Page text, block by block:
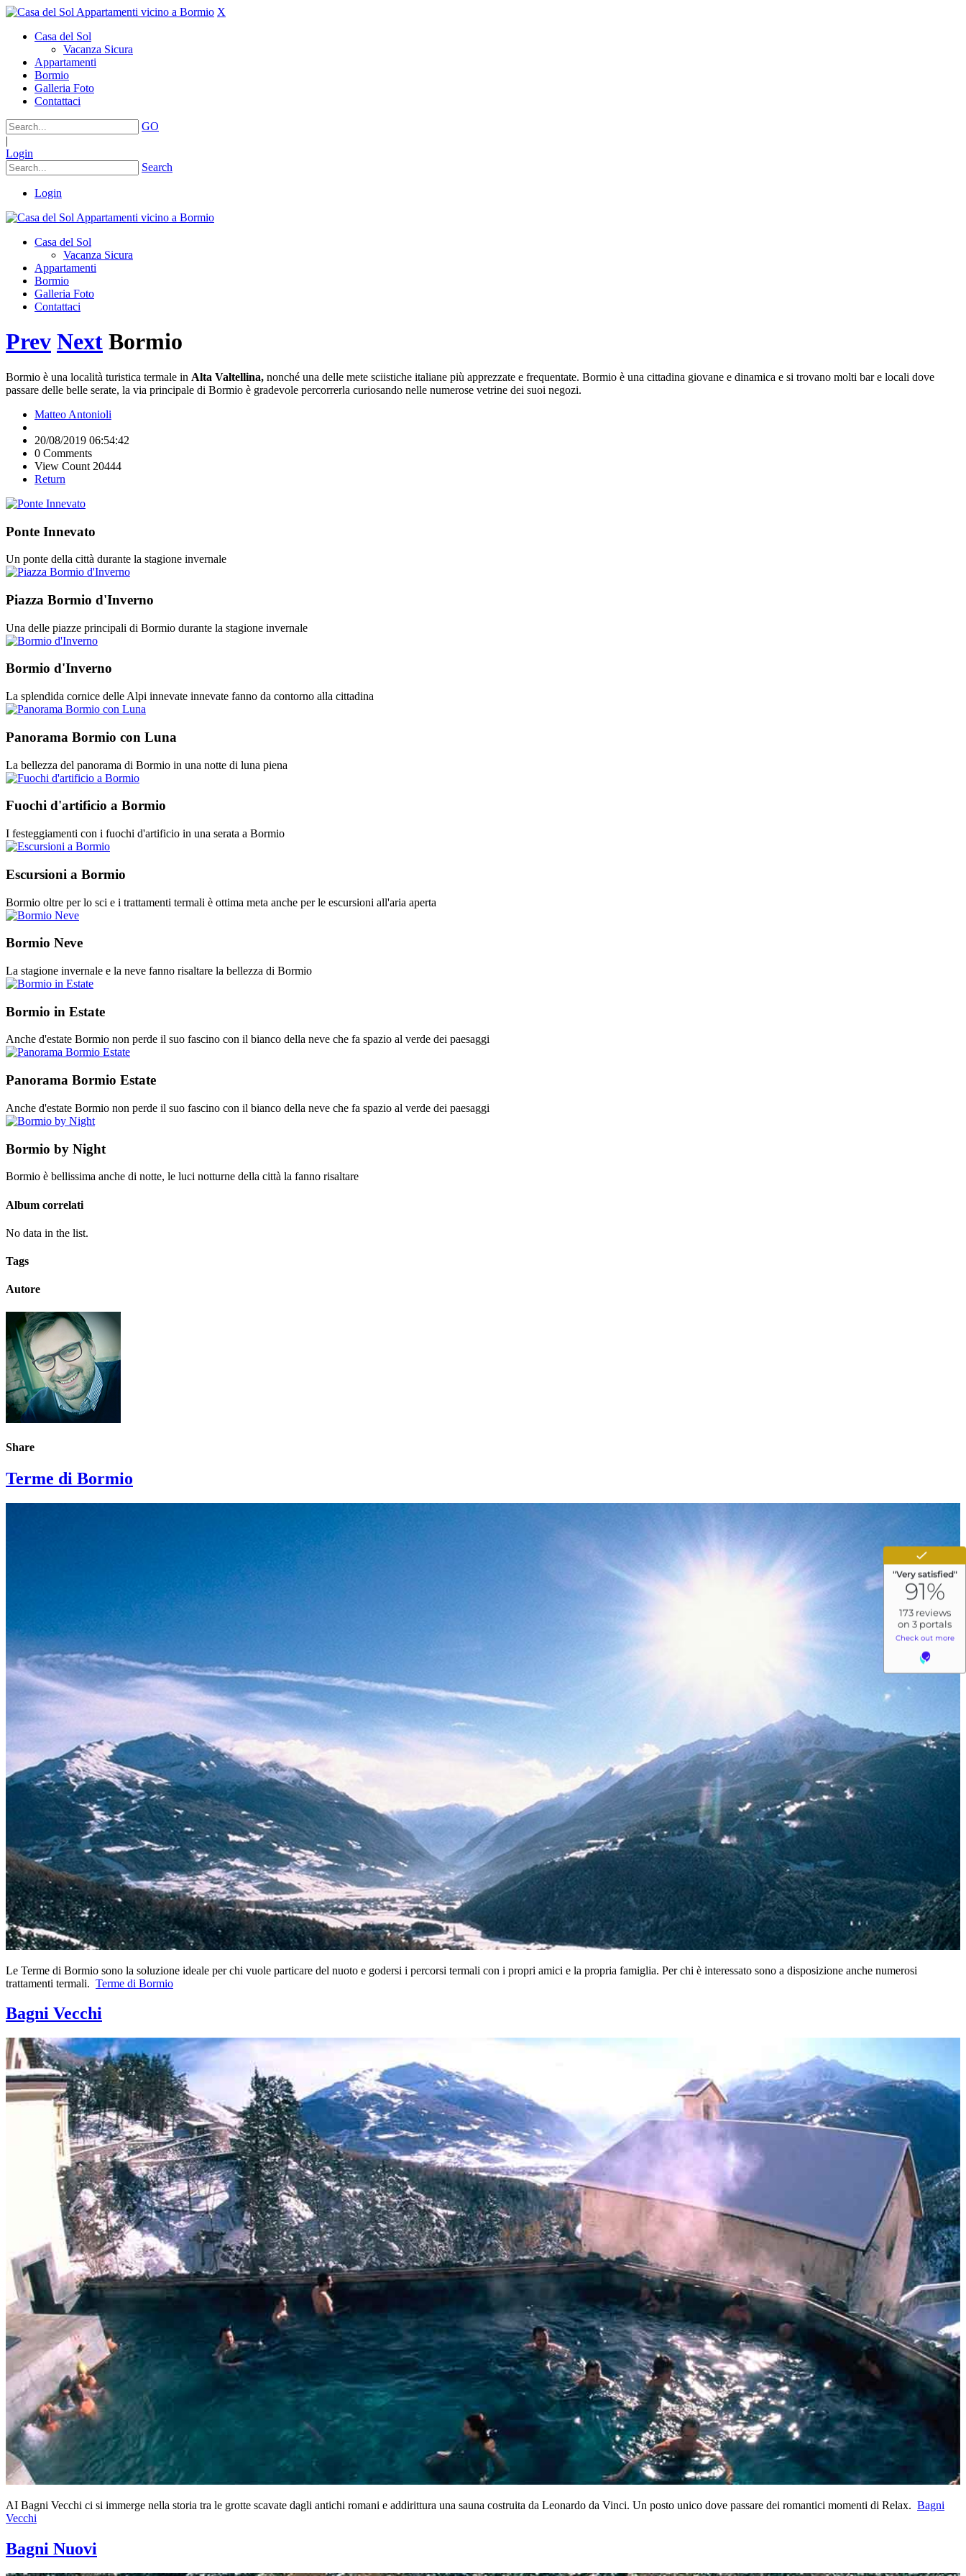
X
Casa del Sol
Vacanza Sicura
Appartamenti
Bormio
Galleria Foto
Contattaci
GO
|
Login
Search
Login
Casa del Sol
Vacanza Sicura
Appartamenti
Bormio
Galleria Foto
Contattaci
Prev Next Bormio
Bormio è una località turistica termale in Alta Valtellina, nonché una delle mete sciistiche italiane più apprezzate e frequentate. Bormio è una cittadina giovane e dinamica e si trovano molti bar e locali dove
passare delle belle serate, la via principale di Bormio è gradevole percorrerla curiosando nelle numerose vetrine dei suoi negozi.
Matteo Antonioli
20/08/2019 06:54:42
0 Comments
View Count 20444
Return
Ponte Innevato
Un ponte della città durante la stagione invernale
Piazza Bormio d'Inverno
Una delle piazze principali di Bormio durante la stagione invernale
Bormio d'Inverno
La splendida cornice delle Alpi innevate innevate fanno da contorno alla cittadina
Panorama Bormio con Luna
La bellezza del panorama di Bormio in una notte di luna piena
Fuochi d'artificio a Bormio
I festeggiamenti con i fuochi d'artificio in una serata a Bormio
Escursioni a Bormio
Bormio oltre per lo sci e i trattamenti termali è ottima meta anche per le escursioni all'aria aperta
Bormio Neve
La stagione invernale e la neve fanno risaltare la bellezza di Bormio
Bormio in Estate
Anche d'estate Bormio non perde il suo fascino con il bianco della neve che fa spazio al verde dei paesaggi
Panorama Bormio Estate
Anche d'estate Bormio non perde il suo fascino con il bianco della neve che fa spazio al verde dei paesaggi
Bormio by Night
Bormio è bellissima anche di notte, le luci notturne della città la fanno risaltare
Album correlati
No data in the list.
Tags
Autore
Share
Terme di Bormio
Le Terme di Bormio sono la soluzione ideale per chi vuole particare del nuoto e godersi i percorsi termali con i propri amici e la propria famiglia. Per chi è interessato sono a disposizione anche numerosi
trattamenti termali. Terme di Bormio
Bagni Vecchi
AI Bagni Vecchi ci si immerge nella storia tra le grotte scavate dagli antichi romani e addirittura una sauna costruita da Leonardo da Vinci. Un posto unico dove passare dei romantici momenti di Relax. Bagni
Vecchi
Bagni Nuovi